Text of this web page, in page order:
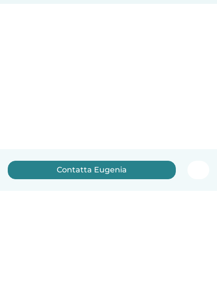
Contatta Eugenia